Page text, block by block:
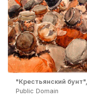
"Крестьянский
Public Domain